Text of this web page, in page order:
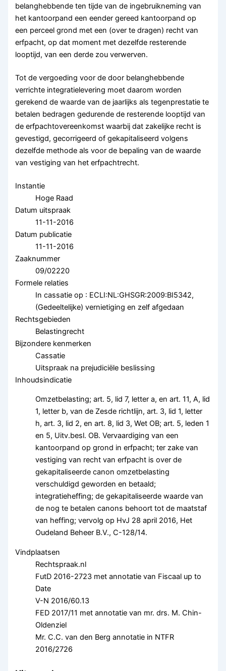
belanghebbende ten tijde van de ingebruikneming van
het kantoorpand een eender gereed kantoorpand op
een perceel grond met een (over te dragen) recht van
erfpacht, op dat moment met dezelfde resterende
looptijd, van een derde zou verwerven.
Tot de vergoeding voor de door belanghebbende
verrichte integratielevering moet daarom worden
gerekend de waarde van de jaarlijks als tegenprestatie te
betalen bedragen gedurende de resterende looptijd van
de erfpachtovereenkomst waarbij dat zakelijke recht is
gevestigd, gecorrigeerd of gekapitaliseerd volgens
dezelfde methode als voor de bepaling van de waarde
van vestiging van het erfpachtrecht.
Instantie
Hoge Raad
Datum uitspraak
11-11-2016
Datum publicatie
11-11-2016
Zaaknummer
09/02220
Formele relaties
In cassatie op : ECLI:NL:GHSGR:2009:BI5342,
(Gedeeltelijke) vernietiging en zelf afgedaan
Rechtsgebieden
Belastingrecht
Bijzondere kenmerken
Cassatie
Uitspraak na prejudiciële beslissing
Inhoudsindicatie
Omzetbelasting; art. 5, lid 7, letter a, en art. 11, A, lid
1, letter b, van de Zesde richtlijn, art. 3, lid 1, letter
h, art. 3, lid 2, en art. 8, lid 3, Wet OB; art. 5, leden 1
en 5, Uitv.besl. OB. Vervaardiging van een
kantoorpand op grond in erfpacht; ter zake van
vestiging van recht van erfpacht is over de
gekapitaliseerde canon omzetbelasting
verschuldigd geworden en betaald;
integratieheffing; de gekapitaliseerde waarde van
de nog te betalen canons behoort tot de maatstaf
van heffing; vervolg op HvJ 28 april 2016, Het
Oudeland Beheer B.V., C-128/14.
Vindplaatsen
Rechtspraak.nl
FutD 2016-2723 met annotatie van Fiscaal up to
Date
V-N 2016/60.13
FED 2017/11 met annotatie van mr. drs. M. Chin-
Oldenziel
Mr. C.C. van den Berg annotatie in NTFR
2016/2726